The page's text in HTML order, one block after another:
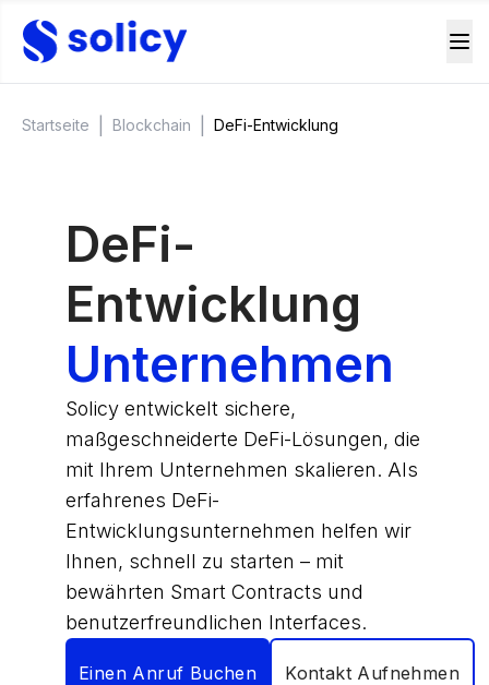
Startseite Blockchain DeFi-Entwicklung
DeFi-
Entwicklung
Unternehmen
Solicy entwickelt sichere,
maßgeschneiderte DeFi-Lösungen, die
mit Ihrem Unternehmen skalieren. Als
erfahrenes DeFi-
Entwicklungsunternehmen helfen wir
Ihnen, schnell zu starten – mit
bewährten Smart Contracts und
benutzerfreundlichen Interfaces.
Einen Anruf Buchen Kontakt Aufnehmen